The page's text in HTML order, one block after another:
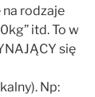
rodzaje
itd. To w
się
Np: